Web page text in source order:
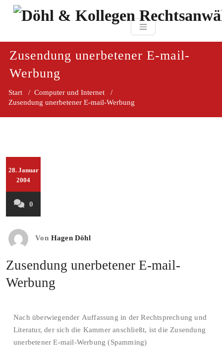
Zum
Döhl & Kollegen
Zusendung unerbetener E-mail-
Werbung
Start / Computer und Internet /
Zusendung unerbetener E-mail-Werbung
28. Januar
2004
0
Von Hagen Döhl
Zusendung unerbetener E-mail-
Werbung
Nach überwiegender Auffassung in der Rechtsprechung und
Literatur, der sich die Kammer anschließt, ist die Zusendung
unerbetener E-mail-Werbung (Spamming)